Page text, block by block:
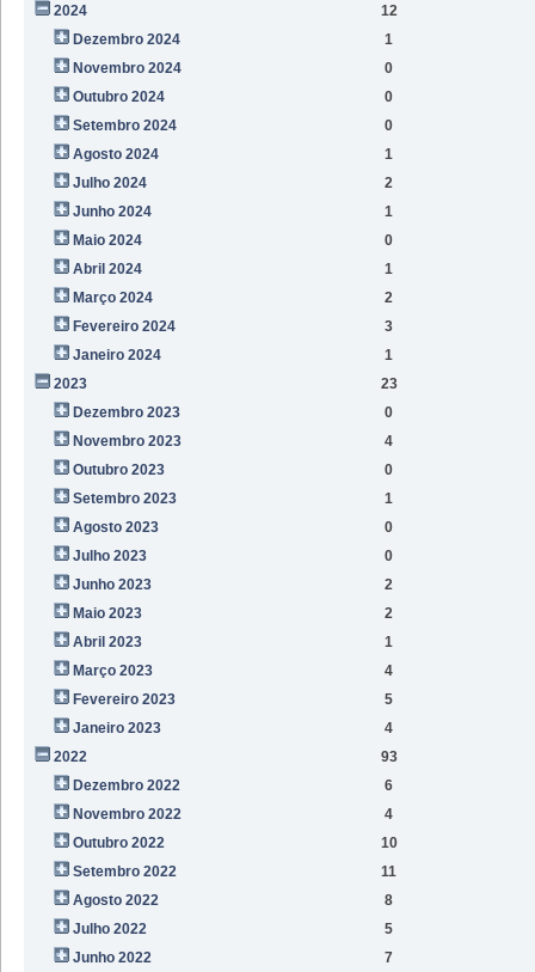
2024
12
Dezembro 2024
1
Novembro 2024
0
Outubro 2024
0
Setembro 2024
0
Agosto 2024
1
Julho 2024
2
Junho 2024
1
Maio 2024
0
Abril 2024
1
Março 2024
2
Fevereiro 2024
3
Janeiro 2024
1
2023
23
Dezembro 2023
0
Novembro 2023
4
Outubro 2023
0
Setembro 2023
1
Agosto 2023
0
Julho 2023
0
Junho 2023
2
Maio 2023
2
Abril 2023
1
Março 2023
4
Fevereiro 2023
5
Janeiro 2023
4
2022
93
Dezembro 2022
6
Novembro 2022
4
Outubro 2022
10
Setembro 2022
11
Agosto 2022
8
Julho 2022
5
Junho 2022
7